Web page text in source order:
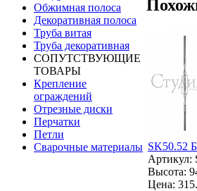
Обжимная полоса
Декоративная полоса
Труба витая
Труба декоративная
СОПУТСТВУЮЩИЕ
ТОВАРЫ
Крепление
ограждений
Отрезные диски
Перчатки
Петли
Сварочные материалы SK50.52
Артикул:
Высота:
Цена: